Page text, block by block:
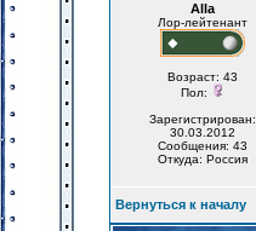
Alla
Лор-лейтенант
Возраст: 43
Пол:
Зарегистрирован:
30.03.2012
Сообщения: 43
Откуда: Россия
Вернуться к началу